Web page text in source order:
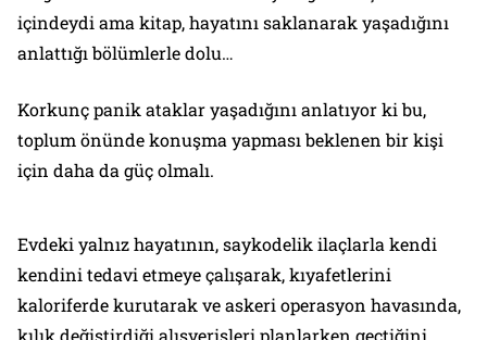
içindeydi ama kitap, hayatını saklanarak yaşadığını
anlattığı bölümlerle dolu…
Korkunç panik ataklar yaşadığını anlatıyor ki bu,
toplum önünde konuşma yapması beklenen bir kişi
için daha da güç olmalı.
Evdeki yalnız hayatının, saykodelik ilaçlarla kendi
kendini tedavi etmeye çalışarak, kıyafetlerini
kaloriferde kurutarak ve askeri operasyon havasında,
kılık değiştirdiği alışverişleri planlarken geçtiğini